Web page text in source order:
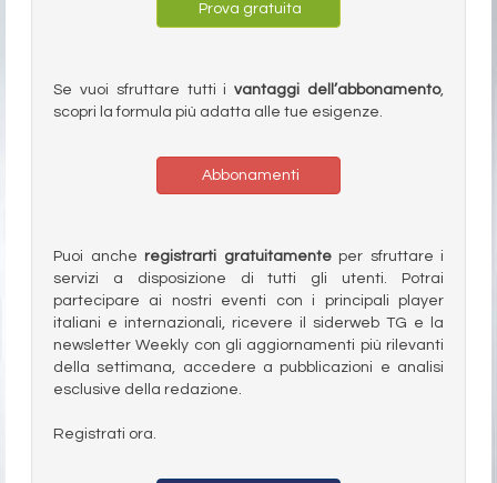
Prova gratuita
Se vuoi sfruttare tutti ivantaggi dell’abbonamento,
scopri la formula più adatta alle tue esigenze.
Abbonamenti
Puoi anche registrarti gratuitamenteper sfruttare i
servizi a disposizione di tutti gli utenti. Potrai
partecipare ai nostri eventi con i principali player
italiani e internazionali, ricevere il siderweb TG e la
newsletter Weekly con gli aggiornamenti più rilevanti
della settimana, accedere a pubblicazioni e analisi
esclusive della redazione.
Registrati ora.